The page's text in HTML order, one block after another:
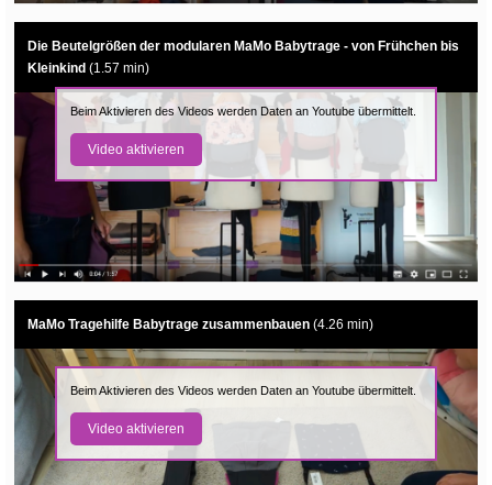
Die Beutelgrößen der modularen MaMo Babytrage - von Frühchen bis
Kleinkind (1.57 min)
Beim Aktivieren des Videos werden Daten an Youtube übermittelt.
Video aktivieren
MaMo Tragehilfe Babytrage zusammenbauen (4.26 min)
Beim Aktivieren des Videos werden Daten an Youtube übermittelt.
Video aktivieren